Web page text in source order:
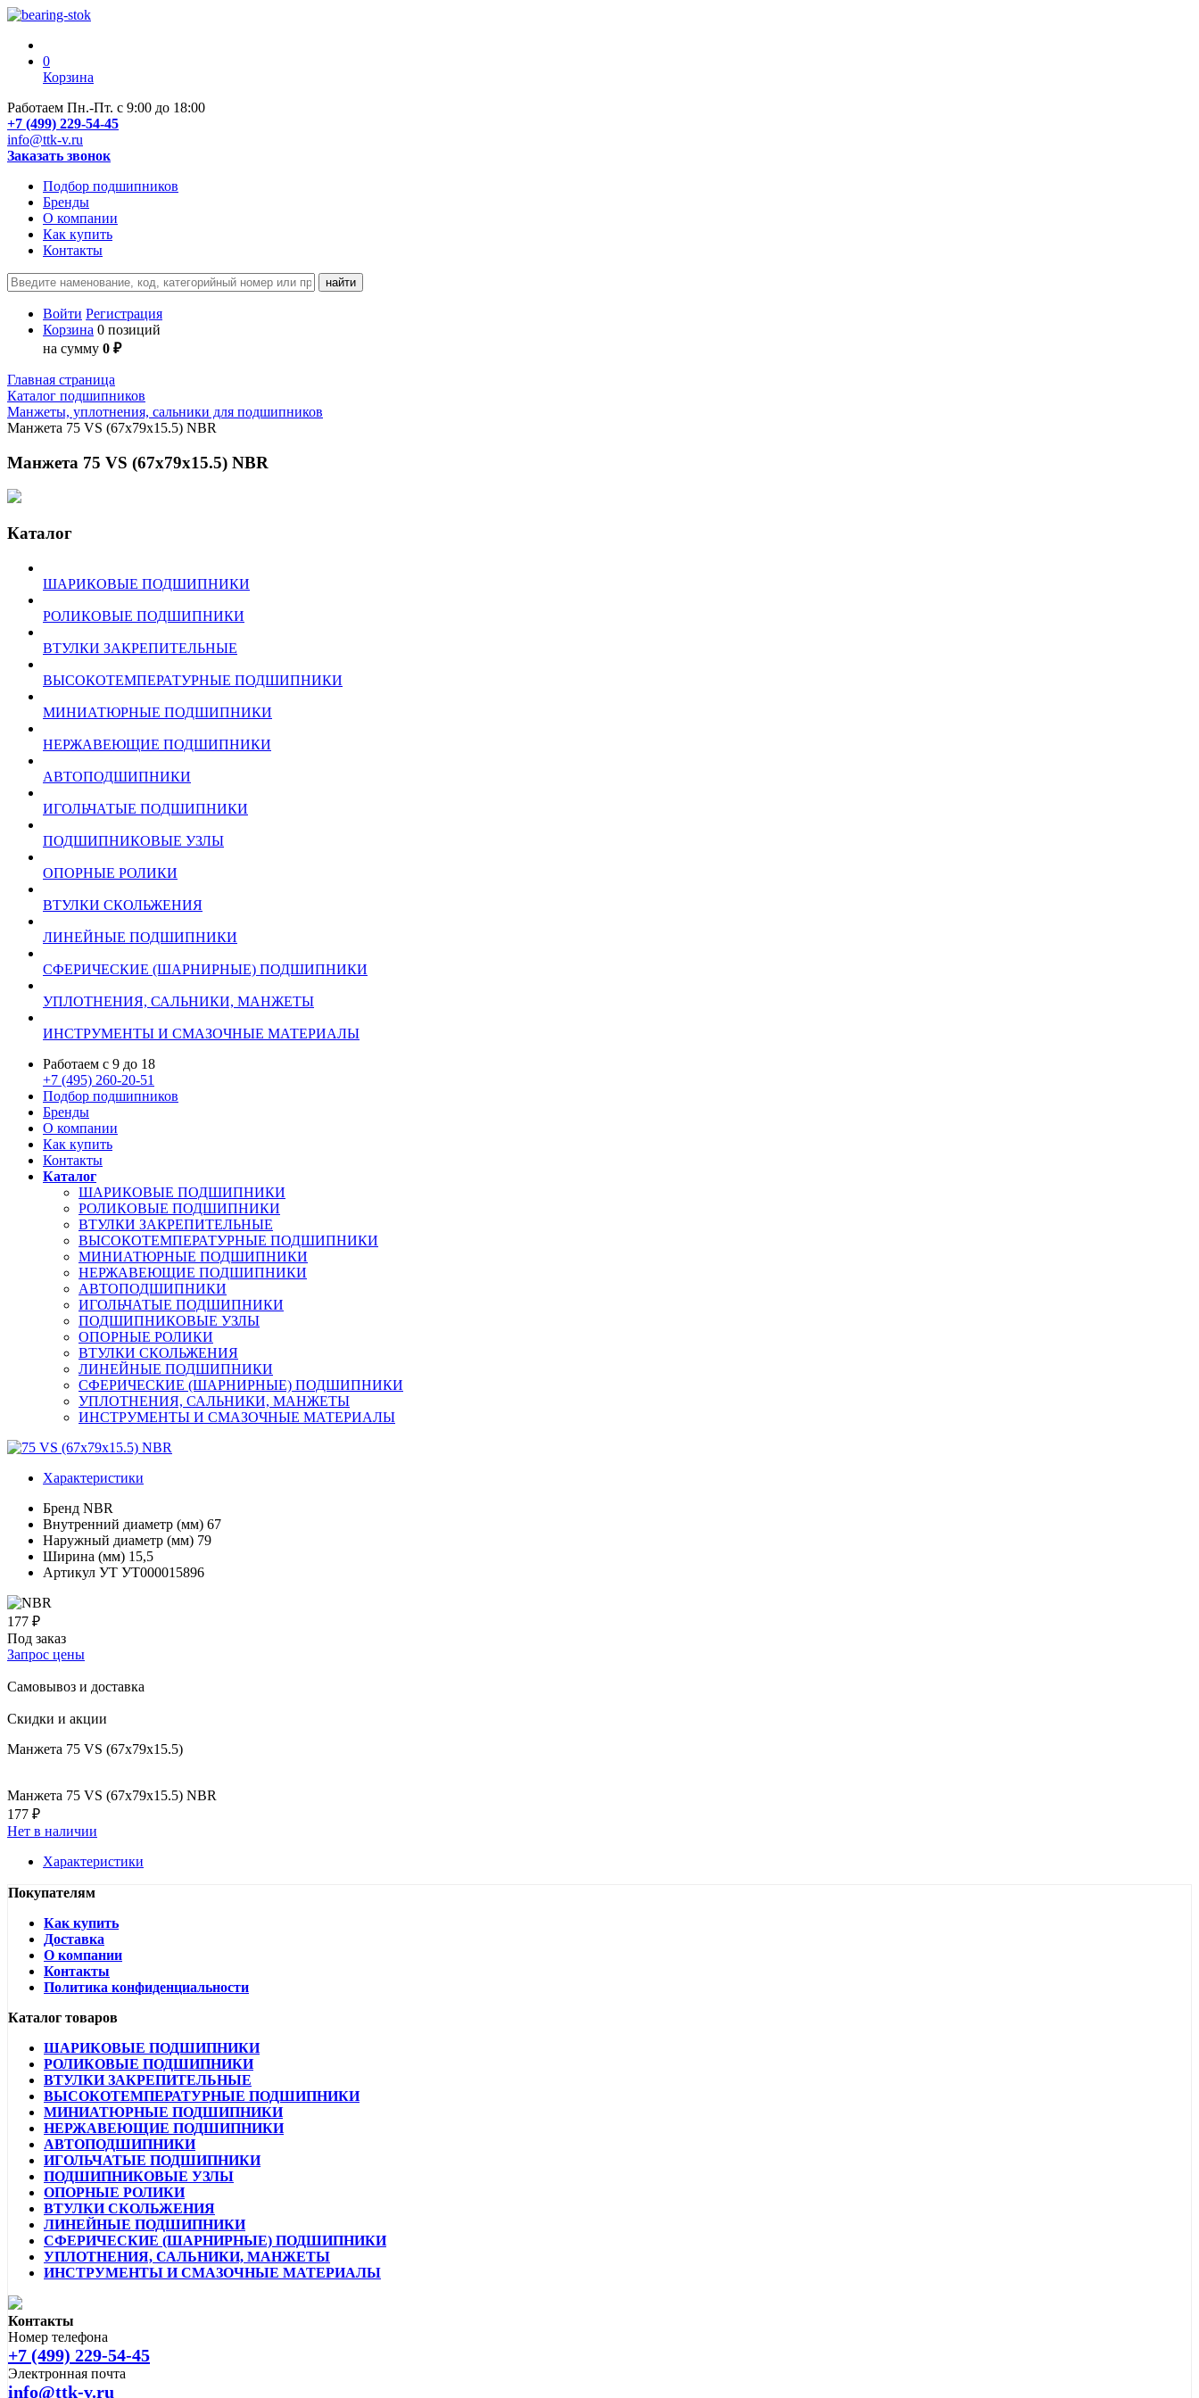
0
Корзина
Работаем Пн.-Пт. с 9:00 до 18:00
+7 (499) 229-54-45
info@ttk-v.ru
Заказать звонок
Подбор подшипников
Бренды
О компании
Как купить
Контакты
Войти Регистрация
Корзина 0 позиций
на сумму 0 ₽
Главная страница
Каталог подшипников
Манжеты, уплотнения, сальники для подшипников
Манжета 75 VS (67x79x15.5) NBR
Манжета 75 VS (67x79x15.5) NBR
Каталог
ШАРИКОВЫЕ ПОДШИПНИКИ
РОЛИКОВЫЕ ПОДШИПНИКИ
ВТУЛКИ ЗАКРЕПИТЕЛЬНЫЕ
ВЫСОКОТЕМПЕРАТУРНЫЕ ПОДШИПНИКИ
МИНИАТЮРНЫЕ ПОДШИПНИКИ
НЕРЖАВЕЮЩИЕ ПОДШИПНИКИ
АВТОПОДШИПНИКИ
ИГОЛЬЧАТЫЕ ПОДШИПНИКИ
ПОДШИПНИКОВЫЕ УЗЛЫ
ОПОРНЫЕ РОЛИКИ
ВТУЛКИ СКОЛЬЖЕНИЯ
ЛИНЕЙНЫЕ ПОДШИПНИКИ
СФЕРИЧЕСКИЕ (ШАРНИРНЫЕ) ПОДШИПНИКИ
УПЛОТНЕНИЯ, САЛЬНИКИ, МАНЖЕТЫ
ИНСТРУМЕНТЫ И СМАЗОЧНЫЕ МАТЕРИАЛЫ
Работаем с 9 до 18
+7 (495) 260-20-51
Подбор подшипников
Бренды
О компании
Как купить
Контакты
Каталог
ШАРИКОВЫЕ ПОДШИПНИКИ
РОЛИКОВЫЕ ПОДШИПНИКИ
ВТУЛКИ ЗАКРЕПИТЕЛЬНЫЕ
ВЫСОКОТЕМПЕРАТУРНЫЕ ПОДШИПНИКИ
МИНИАТЮРНЫЕ ПОДШИПНИКИ
НЕРЖАВЕЮЩИЕ ПОДШИПНИКИ
АВТОПОДШИПНИКИ
ИГОЛЬЧАТЫЕ ПОДШИПНИКИ
ПОДШИПНИКОВЫЕ УЗЛЫ
ОПОРНЫЕ РОЛИКИ
ВТУЛКИ СКОЛЬЖЕНИЯ
ЛИНЕЙНЫЕ ПОДШИПНИКИ
СФЕРИЧЕСКИЕ (ШАРНИРНЫЕ) ПОДШИПНИКИ
УПЛОТНЕНИЯ, САЛЬНИКИ, МАНЖЕТЫ
ИНСТРУМЕНТЫ И СМАЗОЧНЫЕ МАТЕРИАЛЫ
Характеристики
Бренд NBR
Внутренний диаметр (мм) 67
Наружный диаметр (мм) 79
Ширина (мм) 15,5
Артикул УТ УТ000015896
177 ₽
Под заказ
Запрос цены
Самовывоз и доставка
Скидки и акции
Манжета 75 VS (67x79x15.5)
Манжета 75 VS (67x79x15.5) NBR
177 ₽
Нет в наличии
Характеристики
Покупателям
Как купить
Доставка
О компании
Контакты
Политика конфиденциальности
Каталог товаров
ШАРИКОВЫЕ ПОДШИПНИКИ
РОЛИКОВЫЕ ПОДШИПНИКИ
ВТУЛКИ ЗАКРЕПИТЕЛЬНЫЕ
ВЫСОКОТЕМПЕРАТУРНЫЕ ПОДШИПНИКИ
МИНИАТЮРНЫЕ ПОДШИПНИКИ
НЕРЖАВЕЮЩИЕ ПОДШИПНИКИ
АВТОПОДШИПНИКИ
ИГОЛЬЧАТЫЕ ПОДШИПНИКИ
ПОДШИПНИКОВЫЕ УЗЛЫ
ОПОРНЫЕ РОЛИКИ
ВТУЛКИ СКОЛЬЖЕНИЯ
ЛИНЕЙНЫЕ ПОДШИПНИКИ
СФЕРИЧЕСКИЕ (ШАРНИРНЫЕ) ПОДШИПНИКИ
УПЛОТНЕНИЯ, САЛЬНИКИ, МАНЖЕТЫ
ИНСТРУМЕНТЫ И СМАЗОЧНЫЕ МАТЕРИАЛЫ
Контакты
Номер телефона
+7 (499) 229-54-45
Электронная почта
info@ttk-v.ru